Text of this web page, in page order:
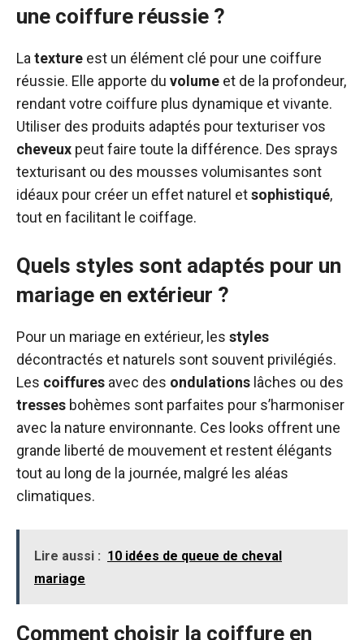
une coiffure réussie ?
La texture est un élément clé pour une coiffure
réussie. Elle apporte du volume et de la profondeur,
rendant votre coiffure plus dynamique et vivante.
Utiliser des produits adaptés pour texturiser vos
cheveux peut faire toute la différence. Des sprays
texturisant ou des mousses volumisantes sont
idéaux pour créer un effet naturel etsophistiqué,
tout en facilitant le coiffage.
Quels styles sont adaptés pour un
mariage en extérieur ?
Pour un mariage en extérieur, les styles
décontractés et naturels sont souvent privilégiés.
Les coiffures avec des ondulations lâches ou des
tresses bohèmes sont parfaites pour s’harmoniser
avec la nature environnante. Ces looks offrent une
grande liberté de mouvement et restent élégants
tout au long de la journée, malgré les aléas
climatiques.
Lire aussi : 10 idées de queue de cheval
mariage
Comment choisir la coiffure en